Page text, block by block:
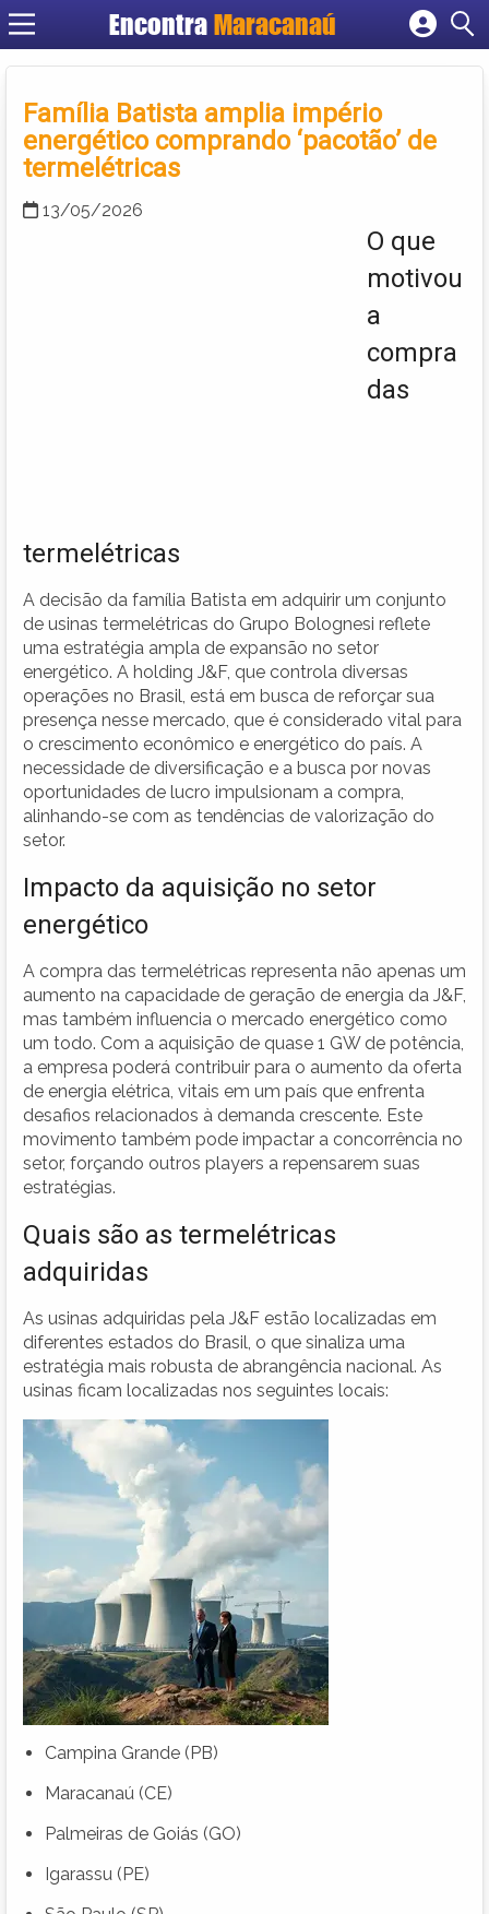
Encontra Maracanaú
Cadastrar empresa
Criar conta
Família Batista amplia império
energético comprando ‘pacotão’ de
termelétricas
13/05/2026
O que
motivou
a
compra
das
termelétricas
A decisão da família Batista em adquirir um conjunto
de usinas termelétricas do Grupo Bolognesi reflete
uma estratégia ampla de expansão no setor
energético. A holding J&F, que controla diversas
operações no Brasil, está em busca de reforçar sua
presença nesse mercado, que é considerado vital para
o crescimento econômico e energético do país. A
necessidade de diversificação e a busca por novas
oportunidades de lucro impulsionam a compra,
alinhando-se com as tendências de valorização do
setor.
Impacto da aquisição no setor
energético
A compra das termelétricas representa não apenas um
aumento na capacidade de geração de energia da J&F,
mas também influencia o mercado energético como
um todo. Com a aquisição de quase 1 GW de potência,
a empresa poderá contribuir para o aumento da oferta
de energia elétrica, vitais em um país que enfrenta
desafios relacionados à demanda crescente. Este
movimento também pode impactar a concorrência no
setor, forçando outros players a repensarem suas
estratégias.
Quais são as termelétricas
adquiridas
As usinas adquiridas pela J&F estão localizadas em
diferentes estados do Brasil, o que sinaliza uma
estratégia mais robusta de abrangência nacional. As
usinas ficam localizadas nos seguintes locais:
Campina Grande (PB)
Maracanaú (CE)
Palmeiras de Goiás (GO)
Igarassu (PE)